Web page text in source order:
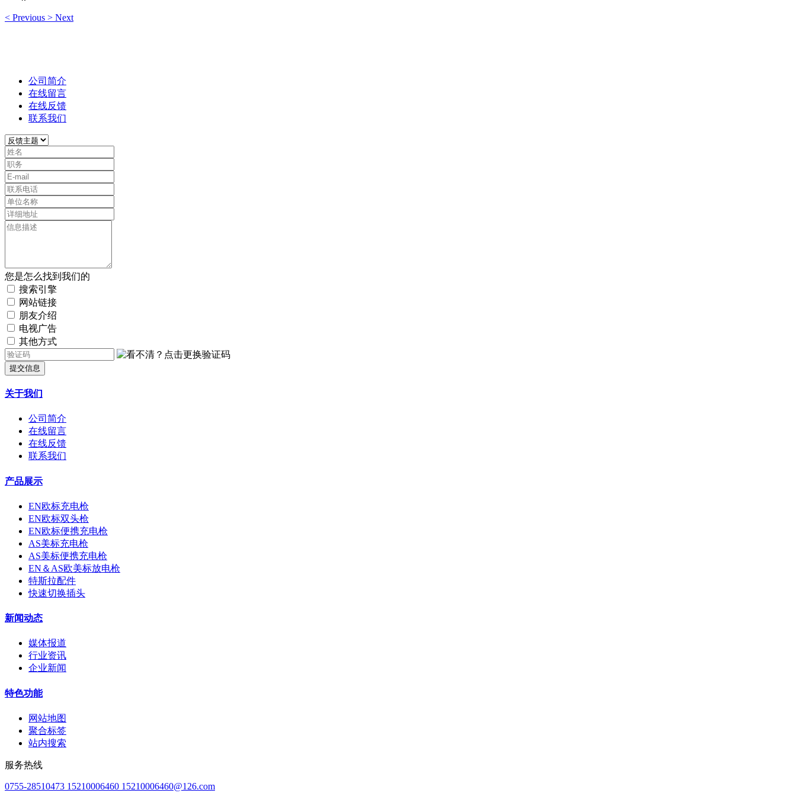
< Previous > Next
公司简介
在线留言
在线反馈
联系我们
您是怎么找到我们的
搜索引擎
网站链接
朋友介绍
电视广告
其他方式
提交信息
关于我们
公司简介
在线留言
在线反馈
联系我们
产品展示
EN欧标充电枪
EN欧标双头枪
EN欧标便携充电枪
AS美标充电枪
AS美标便携充电枪
EN＆AS欧美标放电枪
特斯拉配件
快速切换插头
新闻动态
媒体报道
行业资讯
企业新闻
特色功能
网站地图
聚合标签
站内搜索
服务热线
0755-28510473 15210006460 15210006460@126.com